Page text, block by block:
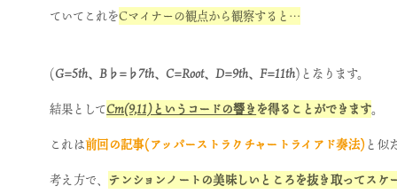
ていてこれをCマイナーの観点から観察すると…
(G=5th、B♭=♭7th、C=Root、D=9th、F=11th)となります。
結果としてCm(9,11)というコードの響き を得ることができます。
これは前回の記事(アッパーストラクチャートライアド奏法)と似
考え方で、 テンションノートの美味しいところを抜き取ってスケ